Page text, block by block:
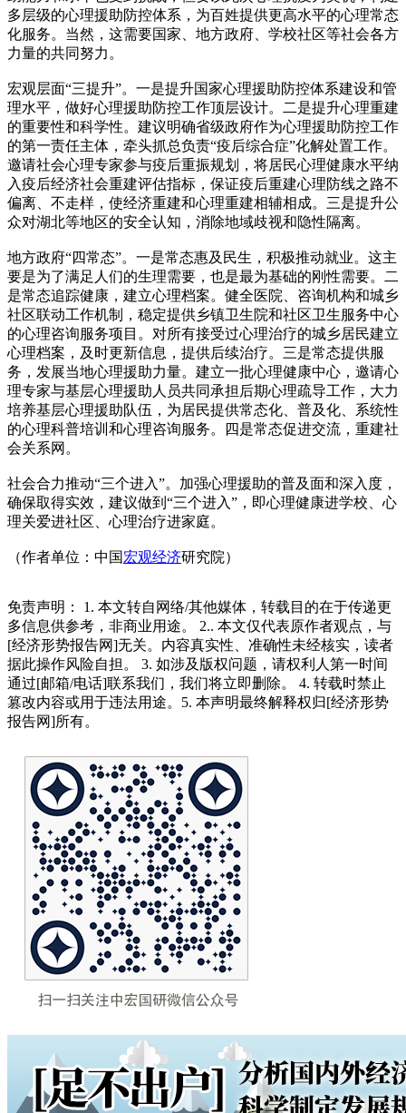
多层级的心理援助防控体系，为百姓提供更高水平的心理常态
化服务。当然，这需要国家、地方政府、学校社区等社会各方
力量的共同努力。
宏观层面“三提升”。一是提升国家心理援助防控体系建设和管
理水平，做好心理援助防控工作顶层设计。二是提升心理重建
的重要性和科学性。建议明确省级政府作为心理援助防控工作
的第一责任主体，牵头抓总负责“疫后综合症”化解处置工作。
邀请社会心理专家参与疫后重振规划，将居民心理健康水平纳
入疫后经济社会重建评估指标，保证疫后重建心理防线之路不
偏离、不走样，使经济重建和心理重建相辅相成。三是提升公
众对湖北等地区的安全认知，消除地域歧视和隐性隔离。
地方政府“四常态”。一是常态惠及民生，积极推动就业。这主
要是为了满足人们的生理需要，也是最为基础的刚性需要。二
是常态追踪健康，建立心理档案。健全医院、咨询机构和城乡
社区联动工作机制，稳定提供乡镇卫生院和社区卫生服务中心
的心理咨询服务项目。对所有接受过心理治疗的城乡居民建立
心理档案，及时更新信息，提供后续治疗。三是常态提供服
务，发展当地心理援助力量。建立一批心理健康中心，邀请心
理专家与基层心理援助人员共同承担后期心理疏导工作，大力
培养基层心理援助队伍，为居民提供常态化、普及化、系统性
的心理科普培训和心理咨询服务。四是常态促进交流，重建社
会关系网。
社会合力推动“三个进入”。加强心理援助的普及面和深入度，
确保取得实效，建议做到“三个进入”，即心理健康进学校、心
理关爱进社区、心理治疗进家庭。
（作者单位：中国宏观经济研究院）
免责声明： 1. 本文转自网络/其他媒体，转载目的在于传递更
多信息供参考，非商业用途。 2.. 本文仅代表原作者观点，与
[经济形势报告网]无关。内容真实性、准确性未经核实，读者
据此操作风险自担。 3. 如涉及版权问题，请权利人第一时间
通过[邮箱/电话]联系我们，我们将立即删除。 4. 转载时禁止
篡改内容或用于违法用途。5. 本声明最终解释权归[经济形势
报告网]所有。